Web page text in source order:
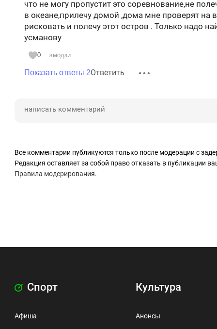
что не могу пропустит это соревнование,не
в океане,прилечу домой ,дома мне проверят на
рисковать и полечу этот остров . Только надо
усманову
0 эмодзи
Показать ответы 2Ответить
Все комментарии публикуются только после модерации с
Редакция оставляет за собой право отказать в публикации
Правила модерирования.
Спорт
Афиша
Культура
Анонсы